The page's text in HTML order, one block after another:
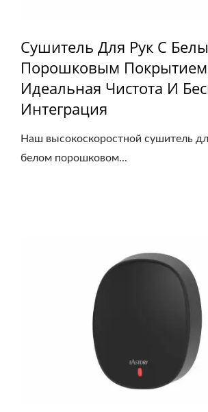
Сушитель Для Рук С
Порошковым
Идеальная Чистота И
Интеграция
Наш высокоскоростной сушитель
белом порошковом...